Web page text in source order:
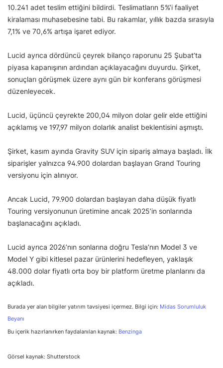
10.241 adet teslim ettiğini bildirdi. Teslimatların 5%’i faaliyet
kiralaması muhasebesine tabi. Bu rakamlar, yıllık bazda sırasıyla
7,1% ve 70,6% artışa işaret ediyor.
Lucid ayrıca dördüncü çeyrek bilanço raporunu 25 Şubat’ta
piyasa kapanışının ardından açıklayacağını duyurdu. Şirket,
sonuçları görüşmek üzere aynı gün bir konferans görüşmesi
düzenleyecek.
Lucid, üçüncü çeyrekte 200,04 milyon dolar gelir elde ettiğini
açıklamış ve 197,97 milyon dolarlık analist beklentisini aşmıştı.
Şirket, kasım ayında Gravity SUV için sipariş almaya başladı. İlk
siparişler yalnızca 94.900 dolardan başlayan Grand Touring
versiyonu için alınıyor.
Ancak Lucid, 79.900 dolardan başlayan daha düşük fiyatlı
Touring versiyonunun üretimine ancak 2025’in sonlarında
başlanacağını açıkladı.
Lucid ayrıca 2026’nın sonlarına doğru Tesla’nın Model 3 ve
Model Y gibi kitlesel pazar ürünlerini hedefleyen, yaklaşık
48.000 dolar fiyatlı orta boy bir platform üretme planlarını da
açıkladı.
Burada yer alan bilgiler yatırım tavsiyesi içermez. Bilgi için: Midas Sorumluluk
Beyanı
Bu içerik hazırlanırken faydalanılan kaynak: Benzinga
Görsel kaynak: Shutterstock